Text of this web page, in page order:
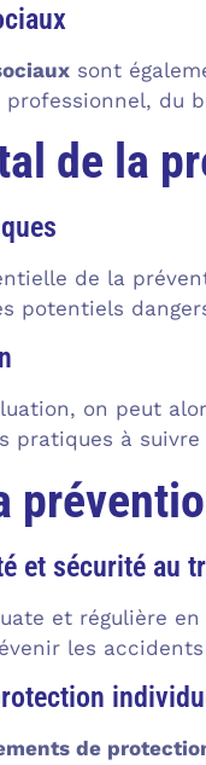
sont
professionnel, du
de la
de la
potentiels
on peut
pratiques à
et sécurité au
et régulière en
les
de